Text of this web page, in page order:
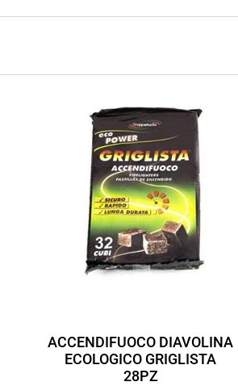
ACCENDIFUOCO DIAVOLINA
ECOLOGICO GRIGLISTA
28PZ